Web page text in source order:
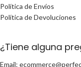
Política de Envíos
Política de Devoluciones
¿Tiene alguna
Email: